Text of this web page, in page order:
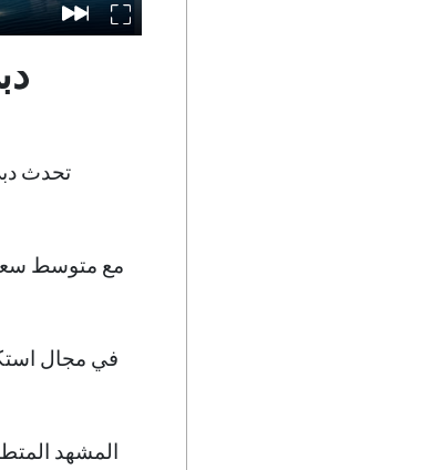
تحدث
في مجال
المشهد